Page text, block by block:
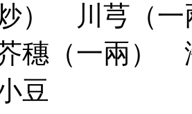
） 川芎（
穗（一兩）
豆